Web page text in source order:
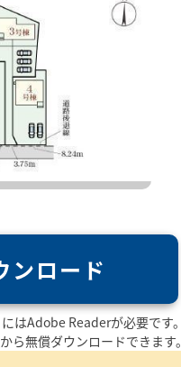
ンロード
はAdobe Readerが必要です。
から無償ダウンロードできます。